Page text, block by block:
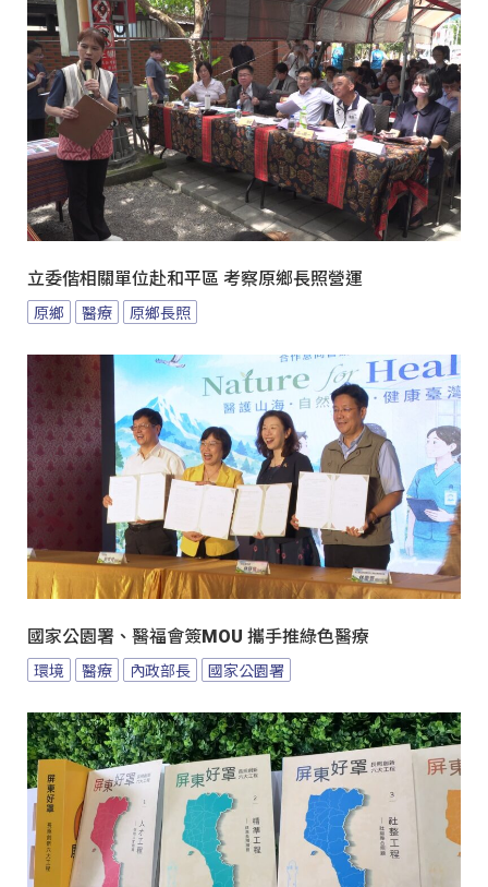
立委偕相關單位赴和平區 考察原鄉長照營運
原鄉 醫療 原鄉長照
國家公園署、醫福會簽MOU 攜手推綠色醫療
環境 醫療 內政部長 國家公園署